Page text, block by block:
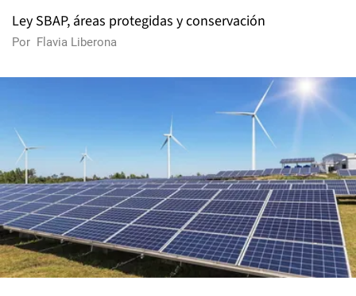
Ley SBAP, áreas protegidas y conservación
Por Flavia Liberona